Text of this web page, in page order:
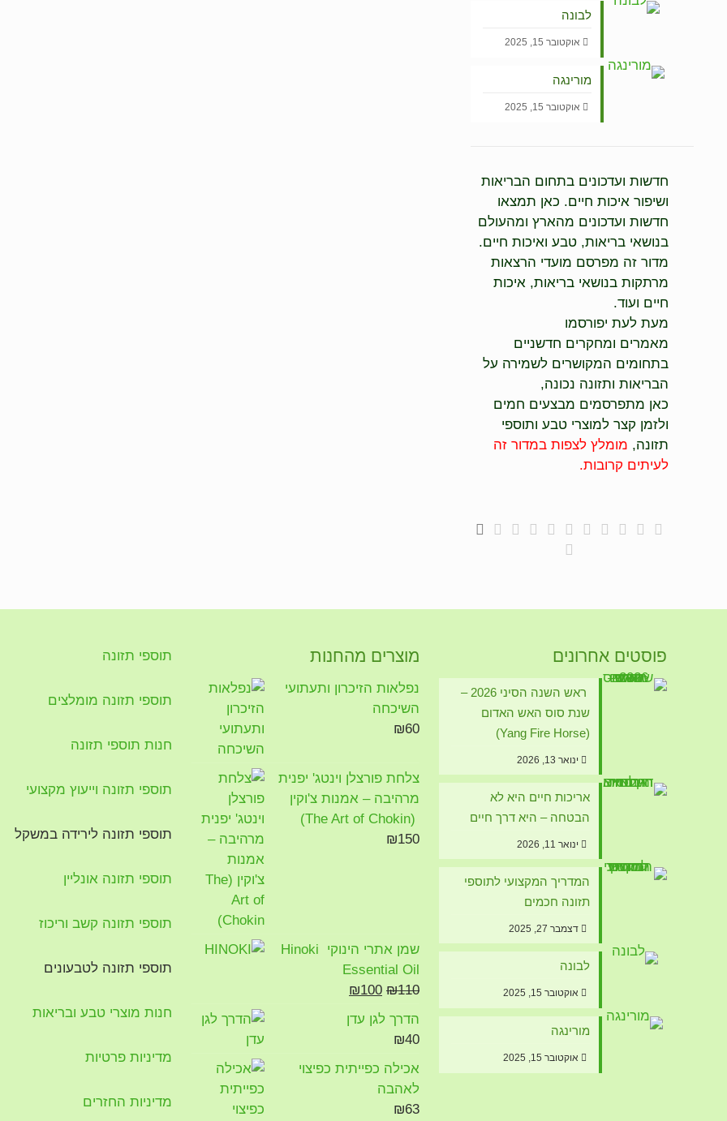
לבונה
אוקטובר 15, 2025
מורינגה
אוקטובר 15, 2025
חדשות ועדכונים בתחום הבריאות
ושיפור איכות חיים. כאן תמצאו
חדשות ועדכונים מהארץ ומהעולם
בנושאי בריאות, טבע ואיכות חיים.
מדור זה מפרסם מועדי הרצאות
מרתקות בנושאי בריאות, איכות
חיים ועוד.
מעת לעת יפורסמו
מאמרים ומחקרים חדשניים
בתחומים המקושרים לשמירה על
הבריאות ותזונה נכונה,
כאן מתפרסמים מבצעים חמים
ולזמן קצר למוצרי טבע ותוספי
תזונה, מומלץ לצפות במדור זה
לעיתים קרובות.
פוסטים אחרונים
ראש השנה הסיני 2026 –
שנת סוס האש האדום
(Yang Fire Horse)
ינואר 13, 2026
אריכות חיים היא לא
הבטחה – היא דרך חיים
ינואר 11, 2026
המדריך המקצועי לתוספי
תזונה חכמים
דצמבר 27, 2025
לבונה
אוקטובר 15, 2025
מורינגה
אוקטובר 15, 2025
מוצרים מהחנות
נפלאות הזיכרון ותעתועי
השיכחה
₪60
צלחת פורצלן וינטג' יפנית
מרהיבה – אמנות צ'וקין
(The Art of Chokin)
₪150
שמן אתרי הינוקי Hinoki
Essential Oil
₪110
₪100
הדרך לגן עדן
₪40
אכילה כפייתית כפיצוי
לאהבה
₪63
תוספי תזונה
תוספי תזונה מומלצים
חנות תוספי תזונה
תוספי תזונה וייעוץ מקצועי
תוספי תזונה לירידה במשקל
תוספי תזונה אונליין
תוספי תזונה קשב וריכוז
תוספי תזונה לטבעונים
חנות מוצרי טבע ובריאות
מדיניות פרטיות
מדיניות החזרים